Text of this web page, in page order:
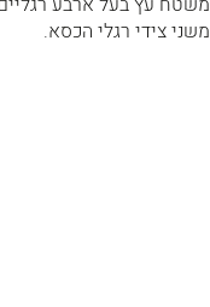
משני צידי רגלי הכסא.